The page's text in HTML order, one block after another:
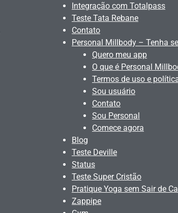
Integração com Totalpass
Teste Tata Rebane
Contato
Personal Millbody – Tenha
Quero meu app
O que é Personal
Termos de uso e
Sou usuário
Contato
Sou Personal
Comece agora
Blog
Teste Deville
Status
Teste Super Cristão
Pratique Yoga sem Sair de
Zappipe